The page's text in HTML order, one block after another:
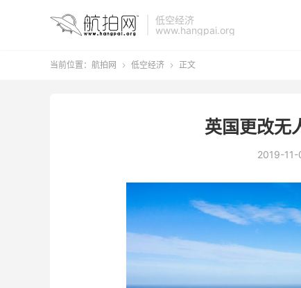
低空经济
www.hangpai.org
当前位置： 航拍网  低空经济  正文
英国更改无
2019-11-